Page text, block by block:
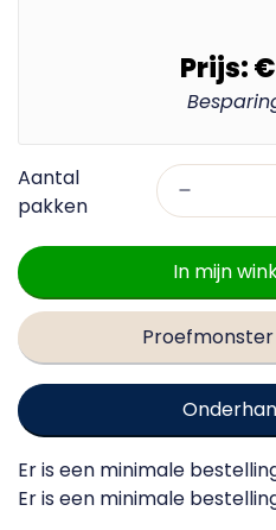
Prijs:
In mijn
Er is een minimale
Er is een minimale